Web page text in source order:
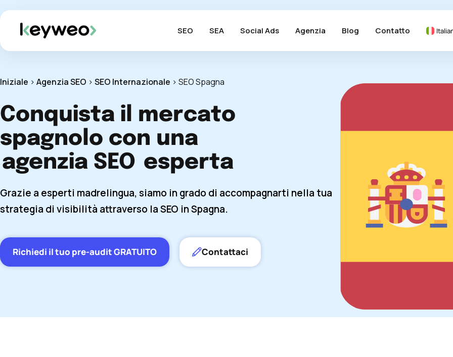
SEO SEA Social Ads Agenzia Blog Contatto
Iniziale > Agenzia SEO > SEO Internazionale > SEO Spagna
Conquista il mercato
spagnolo con una
agenzia SEO esperta
Grazie a esperti madrelingua, siamo in grado di accompagnarti nella tua
strategia di visibilità attraverso la SEO in Spagna.
Richiedi il tuo pre-audit GRATUITO Contattaci